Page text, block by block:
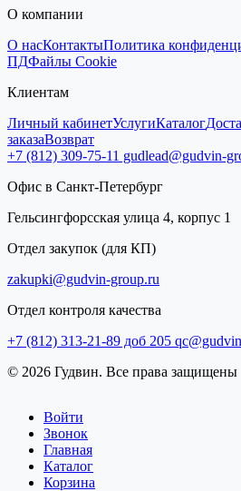
О компании
О насКонтактыПолитика
ПДФайлы Cookie
Клиентам
Личный кабинетУслугиКаталог
заказаВозврат
+7 (812) 309-75-11 gudlead@gudvin-
Офис в Санкт-Петербург
Гельсингфорсская улица 4, корпус 1
Отдел закупок (для КП)
zakupki@gudvin-group.ru
Отдел контроля качества
+7 (812) 313-21-89 доб 205
© 2026 Гудвин. Все права защищены
Войти
Звонок
Главная
Каталог
Корзина